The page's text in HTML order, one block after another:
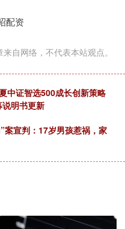
配资
自网络，不代表本站观点。
中证智选500成长创新策略
明书更新
案宣判：17岁男孩惹祸，家